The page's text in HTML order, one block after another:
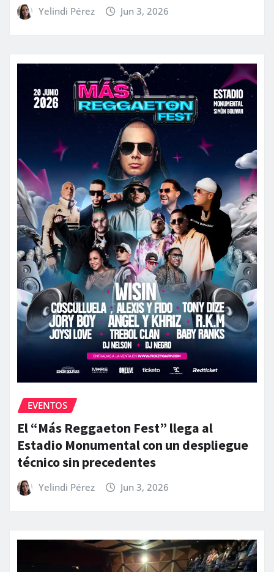
Yelindi Pérez Jun 3, 2026
EVENTOS
El “Más Reggaeton Fest” llega al
Estadio Monumental con un despliegue
técnico sin precedentes
Yelindi Pérez Jun 3, 2026